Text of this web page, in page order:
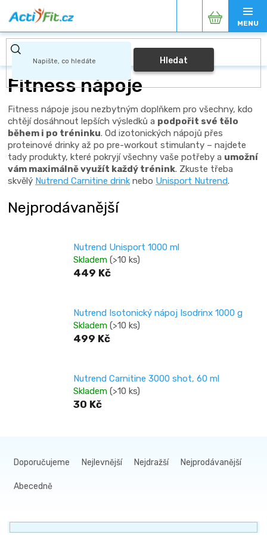
na
obsah
Hledat
Nákupní
košík
Fitness nápoje
Fitness nápoje jsou nezbytným doplňkem pro všechny, kdo
chtějí dosáhnout lepších výsledků a podpořit své tělo
během i po tréninku. Od izotonických nápojů přes
proteinové drinky až po pre-workout stimulanty – najdete
tady produkty, které pokryjí všechny vaše potřeby a umožní
vám maximálně využít každý trénink. Zkuste třeba
skvělý Nutrend Carnitine drink nebo Unisport Nutrend.
Nejprodávanější
Nutrend Unisport 1000 ml
Skladem (>10 ks)
449 Kč
Nutrend Isotonický nápoj Isodrinx 1000 g
Skladem (>10 ks)
499 Kč
Nutrend Carnitine 3000 shot, 60 ml
Skladem (>10 ks)
30 Kč
a
í
Doporučujeme Nejlevnější Nejdražší Nejprodávanější
Abecedně